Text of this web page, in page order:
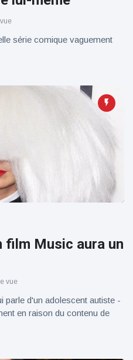
série comique vaguement
film Music aura un
vue
parle d'un adolescent autiste -
en raison du contenu de